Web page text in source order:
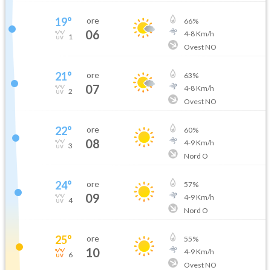
19°
1
ore
06
66%
4-8Km/h
Ovest NO
21°
2
ore
07
63%
4-8Km/h
Ovest NO
22°
3
ore
08
60%
4-9Km/h
Nord O
24°
4
ore
09
57%
4-9Km/h
Nord O
25°
6
ore
10
55%
4-9Km/h
Ovest NO